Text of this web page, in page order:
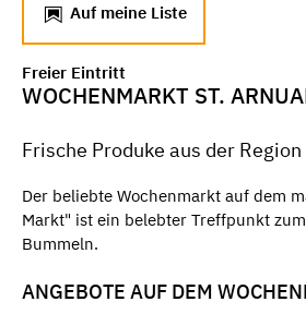
Auf meine Liste
Freier Eintritt
WOCHENMARKT ST.
Frische Produke aus der Region
Der beliebte Wochenmarkt auf dem
Markt" ist ein belebter Treffpunkt
Bummeln.
ANGEBOTE AUF DEM